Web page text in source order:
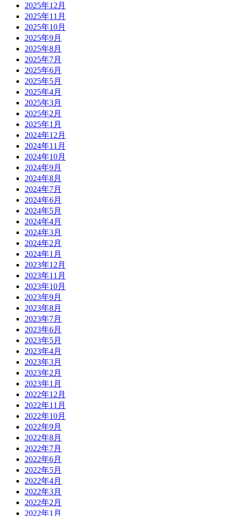
2025年12月
2025年11月
2025年10月
2025年9月
2025年8月
2025年7月
2025年6月
2025年5月
2025年4月
2025年3月
2025年2月
2025年1月
2024年12月
2024年11月
2024年10月
2024年9月
2024年8月
2024年7月
2024年6月
2024年5月
2024年4月
2024年3月
2024年2月
2024年1月
2023年12月
2023年11月
2023年10月
2023年9月
2023年8月
2023年7月
2023年6月
2023年5月
2023年4月
2023年3月
2023年2月
2023年1月
2022年12月
2022年11月
2022年10月
2022年9月
2022年8月
2022年7月
2022年6月
2022年5月
2022年4月
2022年3月
2022年2月
2022年1月